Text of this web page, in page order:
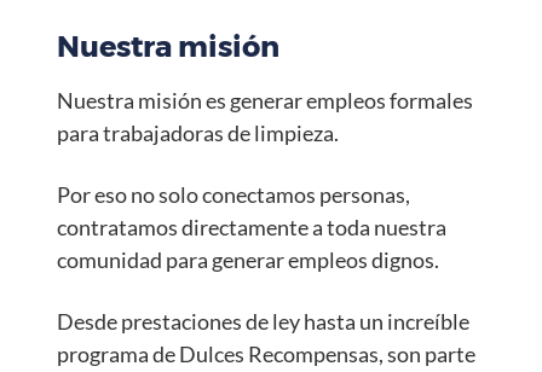
Nuestra misión
Nuestra misión es generar empleos formales
para trabajadoras de limpieza.
Por eso no solo conectamos personas,
contratamos directamente a toda nuestra
comunidad para generar empleos dignos.
Desde prestaciones de ley hasta un increíble
programa de Dulces Recompensas, son parte